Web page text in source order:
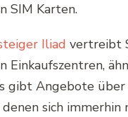
SIM Karten.
Iliad vertreibt
Einkaufszentren,
gibt Angebote
sich immerhin